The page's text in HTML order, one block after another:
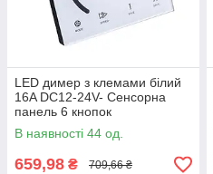
LED димер з клемами білий
16A DC12-24V- Сенсорна
панель 6 кнопок
В наявності 44 од.
659,98 ₴ 709,66 ₴